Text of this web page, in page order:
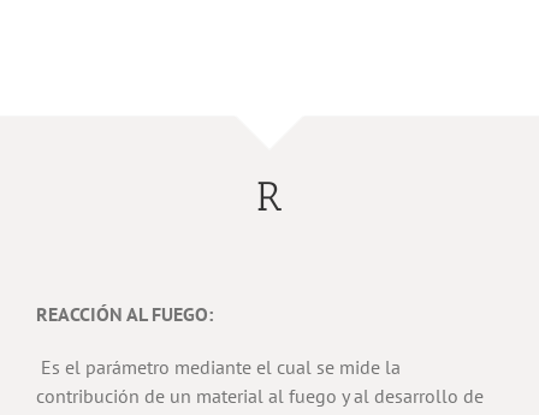
R
REACCIÓN AL FUEGO:
Es el parámetro mediante el cual se mide la
contribución de un material al fuego y al desarrollo de